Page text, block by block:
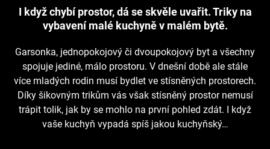
I když chybí prostor, dá se skvěle uvařit. Triky na
vybavení malé kuchyně v malém bytě.
Garsonka, jednopokojový či dvoupokojový byt a všechny
spojuje jediné, málo prostoru. V dnešní době ale stále
více mladých rodin musí bydlet ve stísněných prostorech.
Díky šikovným trikům vás však stísněný prostor nemusí
trápit tolik, jak by se mohlo na první pohled zdát. I když
vaše kuchyň vypadá spíš jakou kuchyňský…